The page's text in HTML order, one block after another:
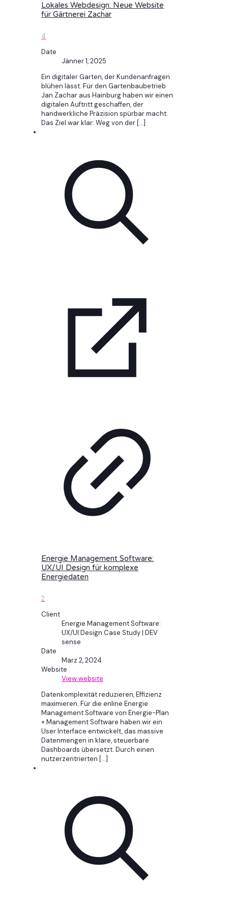
Lokales Webdesign: Neue Website
für Gärtnerei Zachar
4
Date
Jänner 1, 2025
Ein digitaler Garten, der Kundenanfragen
blühen lässt. Für den Gartenbaubetrieb
Jan Zachar aus Hainburg haben wir einen
digitalen Auftritt geschaffen, der
handwerkliche Präzision spürbar macht.
Das Ziel war klar: Weg von der […]
Energie Management Software:
UX/UI Design für komplexe
Energiedaten
2
Client
Energie Management Software:
UX/UI Design Case Study | DEV
sense
Date
März 2, 2024
Website
View website
Datenkomplexität reduzieren, Effizienz
maximieren. Für die enline Energie
Management Software von Energie-Plan
+ Management Software haben wir ein
User Interface entwickelt, das massive
Datenmengen in klare, steuerbare
Dashboards übersetzt. Durch einen
nutzerzentrierten […]